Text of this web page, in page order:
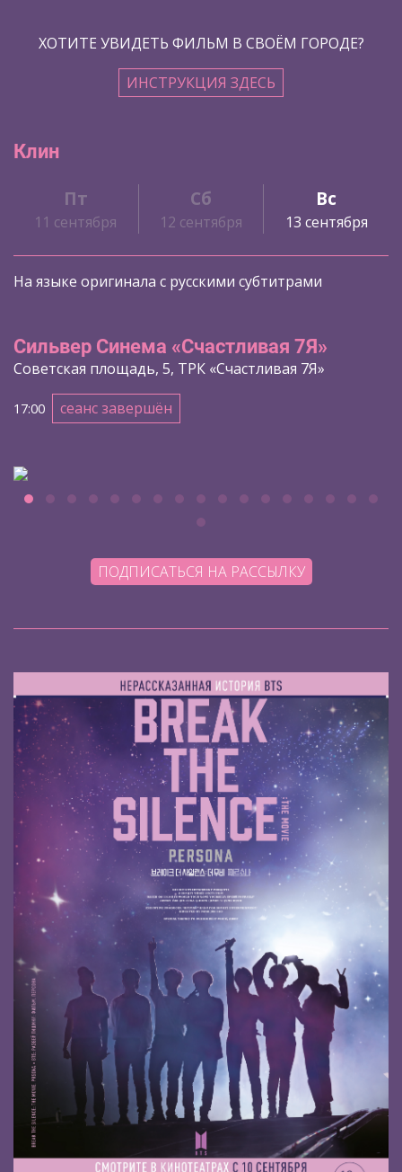
ХОТИТЕ УВИДЕТЬ ФИЛЬМ В СВОЁМ ГОРОДЕ?
ИНСТРУКЦИЯ ЗДЕСЬ
Клин
Пт
11 сентября
Сб
12 сентября
Вс
13 сентября
На языке оригинала с русскими субтитрами
Сильвер Синема «Счастливая 7Я»
Советская площадь, 5, ТРК «Счастливая 7Я»
17:00 сеанс завершён
ПОДПИСАТЬСЯ НА РАССЫЛКУ